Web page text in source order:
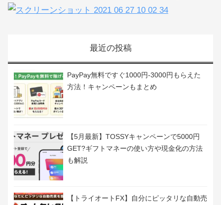
最近の投稿
PayPay無料ですぐ1000円-3000円もらえた
方法！キャンペーンもまとめ
【5月最新】TOSSYキャンペーンで5000円
GET?ギフトマネーの使い方や現金化の方法
も解説
【トライオートFX】自分にピッタリな自動売